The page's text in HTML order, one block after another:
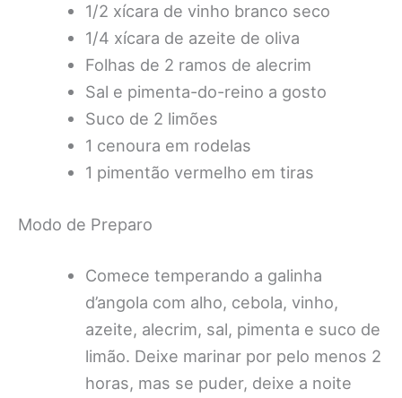
1/2 xícara de vinho branco seco
1/4 xícara de azeite de oliva
Folhas de 2 ramos de alecrim
Sal e pimenta-do-reino a gosto
Suco de 2 limões
1 cenoura em rodelas
1 pimentão vermelho em tiras
Modo de Preparo
Comece temperando a galinha
d’angola com alho, cebola, vinho,
azeite, alecrim, sal, pimenta e suco de
limão. Deixe marinar por pelo menos 2
horas, mas se puder, deixe a noite